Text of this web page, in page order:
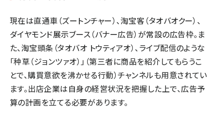
現在は直通車（ズートンチャー）、淘宝客（タオバオクー）、
ダイヤモンド展示ブース（バナー広告）が常設の広告枠。ま
た、淘宝頭条（タオバオ トウティアオ）、ライブ配信のような
「种草（ジョンツァオ）」（第三者に商品を紹介してもらうこ
とで、購買意欲を沸かせる行動）チャンネルも用意されてい
ます。出店企業は自身の経営状況を把握した上で、広告予
算の計画を立てる必要があります。